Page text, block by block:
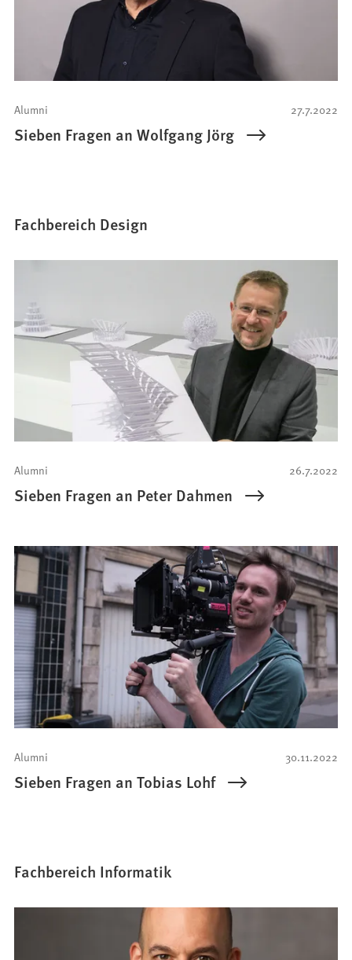
27.7.2022
Alumni
Sieben Fragen an Wolfgang Jörg
Fachbereich Design
26.7.2022
Alumni
Sieben Fragen an Peter Dahmen
30.11.2022
Alumni
Sieben Fragen an Tobias Lohf
Fachbereich Informatik